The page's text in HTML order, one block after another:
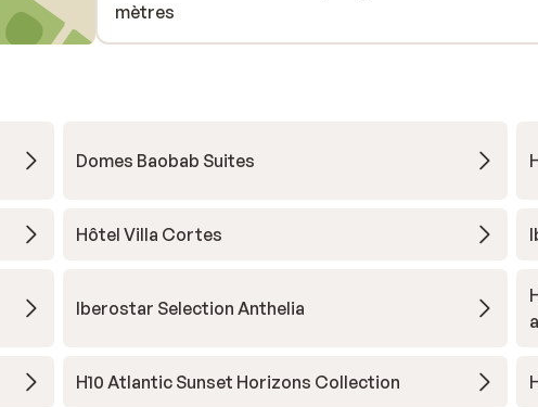
mètres
Domes Baobab Suites
Hôtel Villa Cortes
Iberostar Selection Anthelia
H10 Atlantic Sunset Horizons Collection